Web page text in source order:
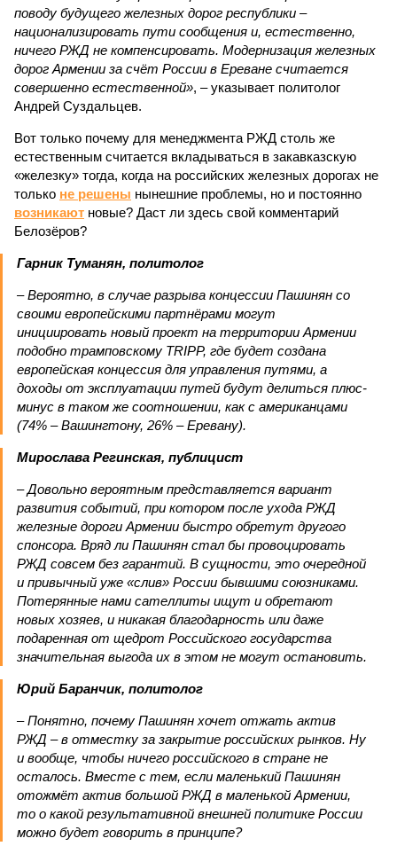
поводу будущего железных дорог рес­публики –
национализировать пути сообщения и, естественно,
ничего РЖД не компенсировать. Модернизация железных
дорог Армении за счёт России в Ереване считается
совершенно естественной», – указывает политолог
Андрей Суздальцев.
Вот только почему для менеджмента РЖД столь же
естественным считается вкладываться в закавказскую
«железку» тогда, когда на российских железных дорогах не
только не решены нынешние проблемы, но и постоянно
возникают новые? Даст ли здесь свой комментарий
Белозёров?
Гарник Туманян, политолог
– Вероятно, в случае разрыва концессии Пашинян со
своими европейскими партнёрами могут
инициировать новый проект на территории Армении
подобно трамповскому TRIPP, где будет создана
европейская концессия для управления путями, а
доходы от эксплуатации путей будут делиться плюс-
минус в таком же соотношении, как с американцами
(74% – Вашингтону, 26% – Еревану).
Мирослава Регинская, публицист
– Довольно вероятным представляется вариант
развития событий, при котором после ухода РЖД
железные дороги Армении быстро обретут другого
спонсора. Вряд ли Пашинян стал бы провоцировать
РЖД совсем без гарантий. В сущности, это очередной
и привычный уже «слив» России бывшими союзниками.
Потерянные нами сателлиты ищут и обретают
новых хозяев, и никакая благодарность или даже
подаренная от щедрот Российского государства
значительная выгода их в этом не могут остановить.
Юрий Баранчик, политолог
– Понятно, почему Пашинян хочет отжать актив
РЖД – в отместку за закрытие российских рынков. Ну
и вообще, чтобы ничего российского в стране не
осталось. Вместе с тем, если маленький Пашинян
отожмёт актив большой РЖД в маленькой Армении,
то о какой результативной внешней политике России
можно будет говорить в принципе?